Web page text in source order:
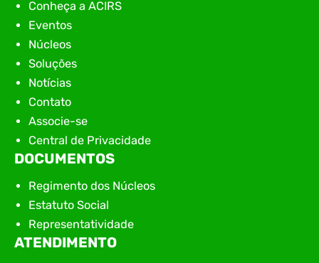
Conheça a ACIRS
Eventos
Núcleos
Soluções
Notícias
Contato
Associe-se
Central de Privacidade
DOCUMENTOS
Regimento dos Núcleos
Estatuto Social
Representatividade
ATENDIMENTO